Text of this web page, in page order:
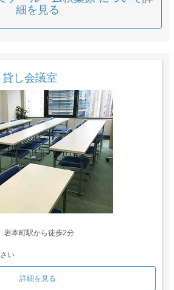
細を見る
し会議室
岩本町駅から徒歩2分
い
詳細を見る